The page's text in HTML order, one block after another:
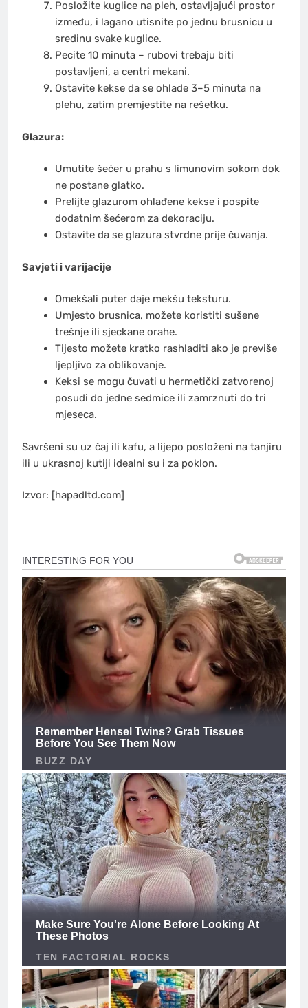
Posložite kuglice na pleh, ostavljajući prostor
između, i lagano utisnite po jednu brusnicu u
sredinu svake kuglice.
Pecite 10 minuta – rubovi trebaju biti
postavljeni, a centri mekani.
Ostavite kekse da se ohlade 3–5 minuta na
plehu, zatim premjestite na rešetku.
Glazura:
Umutite šećer u prahu s limunovim sokom dok
ne postane glatko.
Prelijte glazurom ohlađene kekse i pospite
dodatnim šećerom za dekoraciju.
Ostavite da se glazura stvrdne prije čuvanja.
Savjeti i varijacije
Omekšali puter daje mekšu teksturu.
Umjesto brusnica, možete koristiti sušene
trešnje ili sjeckane orahe.
Tijesto možete kratko rashladiti ako je previše
ljepljivo za oblikovanje.
Keksi se mogu čuvati u hermetički zatvorenoj
posudi do jedne sedmice ili zamrznuti do tri
mjeseca.
Savršeni su uz čaj ili kafu, a lijepo posloženi na tanjiru
ili u ukrasnoj kutiji idealni su i za poklon.
Izvor: [hapadltd.com]